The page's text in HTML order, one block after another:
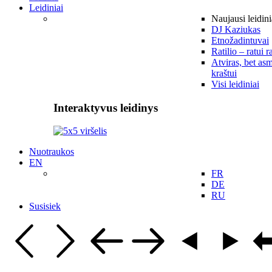
Leidiniai
Naujausi
DJ Kaziukas
Etnožadintuvai
Ratilio – ratui
Atviras, bet
kraštui
Visi leidiniai
Interaktyvus leidinys
Nuotraukos
EN
FR
DE
RU
Susisiek